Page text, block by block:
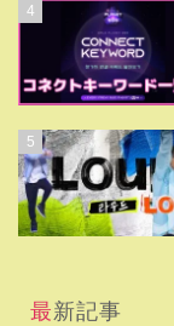
4
5
最新記事